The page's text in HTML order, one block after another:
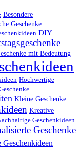
Besondere
Geschenke
DIY
mit Bedeutung
Hochwertige
Kleine Geschenke
Kreative
Geschenkideen
Geschenke
Geschenkideen